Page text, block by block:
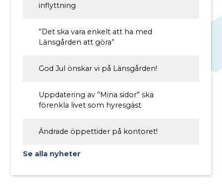
inflyttning
”Det ska vara enkelt att ha med
Länsgården att göra”
God Jul önskar vi på Länsgården!
Uppdatering av ”Mina sidor” ska
förenkla livet som hyresgäst
Ändrade öppettider på kontoret!
Se alla nyheter